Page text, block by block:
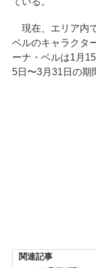
現在、エリア内
ベルのキャラクタ
ーナ・ベルは1月
5日〜3月31日の期
関連記事